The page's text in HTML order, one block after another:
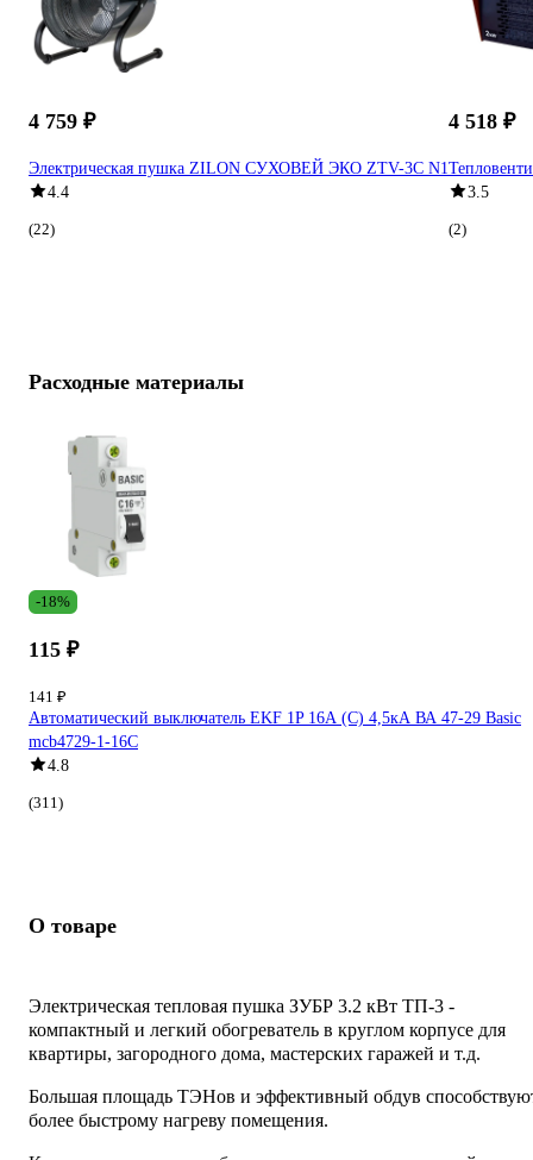
4 759 ₽
Электрическая пушка ZILON СУХОВЕЙ ЭКО ZTV-3С N1
4.4
(22)
4 518 ₽
3.5
(2)
Расходные материалы
-18%
115 ₽
141 ₽
Автоматический выключатель EKF 1P 16А (C) 4,5кА ВА 47-29 Basic
mcb4729-1-16C
4.8
(311)
О товаре
Электрическая тепловая пушка ЗУБР 3.2 кВт ТП-3 -
компактный и легкий обогреватель в круглом корпусе для
квартиры, загородного дома, мастерских гаражей и т.д.
Большая площадь ТЭНов и эффективный обдув
более быстрому нагреву помещения.